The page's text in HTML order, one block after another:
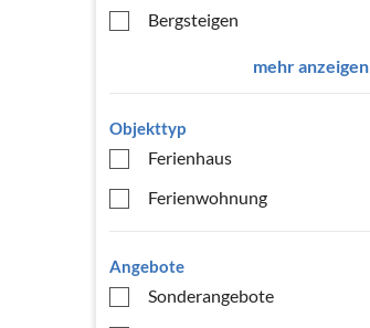
Bergsteigen
mehr anzeigen
Objekttyp
Ferienhaus
Ferienwohnung
Angebote
Sonderangebote